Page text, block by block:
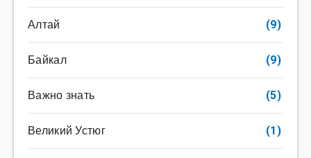
Алтай (9)
Байкал (9)
Важно знать (5)
Великий Устюг (1)